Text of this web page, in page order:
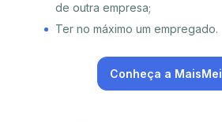
de outra empresa;
Ter no máximo um empregado.
Conheça a MaisMei